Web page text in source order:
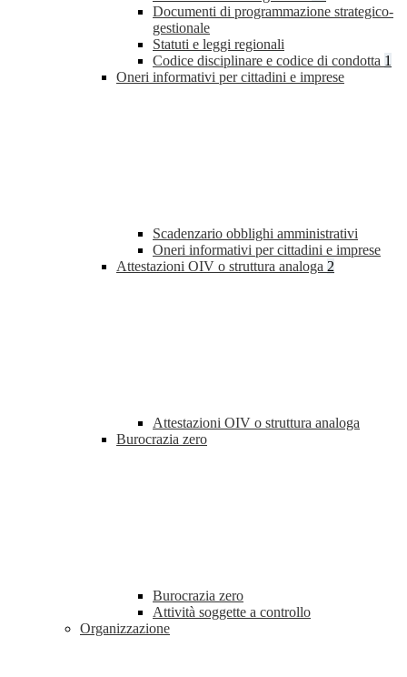
Documenti di programmazione strategico-
gestionale
Statuti e leggi regionali
Codice disciplinare e codice di condotta 1
Oneri informativi per cittadini e imprese
Scadenzario obblighi amministrativi
Oneri informativi per cittadini e imprese
Attestazioni OIV o struttura analoga 2
Attestazioni OIV o struttura analoga
Burocrazia zero
Burocrazia zero
Attività soggette a controllo
Organizzazione